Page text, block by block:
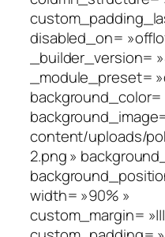
disabled_on=
_builder_version=
_module_preset=
background_color=
content/uploads/
2.png »
width= »90% »
custom_margin=